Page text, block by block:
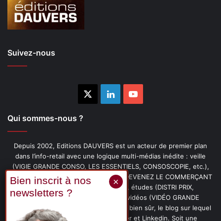
Suivez-nous
LinkedinYouTube
Qui sommes-nous ?
Depuis 2002, Editions DAUVERS est un acteur de premier plan
dans l’info-retail avec une logique multi-médias inédite : veille
(VIGIE GRANDE CONSO, LES ESSENTIELS, CONSOSCOPIE, etc.),
livres (PENSER-CLIENT, IMAGE-PRIX, DEVENEZ LE COMMERÇANT
PRÉFÉRÉ DE VOS CLIENTS, etc.), études (DISTRI PRIX,
PROMOFLASH, DRIVE INSIGHTS), vidéos (VIDÉO GRANDE
CONSO), podcasts (CAFÉ CONSO) et, bien sûr, le blog sur lequel
vous êtes, ainsi que les fils Twitter et Linkedin. Soit une